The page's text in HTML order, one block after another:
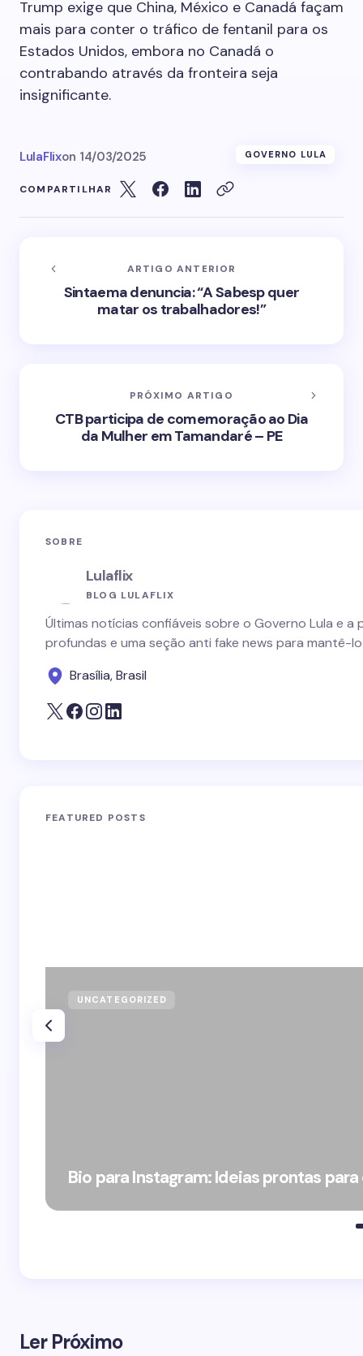
Trump exige que China, México e Canadá façam
mais para conter o tráfico de fentanil para os
Estados Unidos, embora no Canadá o
contrabando através da fronteira seja
insignificante.
LulaFlixon 14/03/2025 GOVERNO LULA
COMPARTILHAR
ARTIGO ANTERIOR
Sintaema denuncia: “A Sabesp quer
matar os trabalhadores!”
PRÓXIMO ARTIGO
CTB participa de comemoração ao Dia
da Mulher em Tamandaré – PE
SOBRE
Lulaflix
BLOG LULAFLIX
Últimas notícias confiáveis sobre o Governo Lula e
profundas e uma seção anti fake news para mantê-
Brasília, Brasil
FEATURED POSTS
UNCATEGORIZED
Bio para Instagram: Ideias prontas
Ler Próximo